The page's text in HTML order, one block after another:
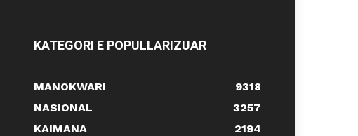
KATEGORI E POPULLARIZUAR
MANOKWARI
9318
NASIONAL
3257
KAIMANA
2194